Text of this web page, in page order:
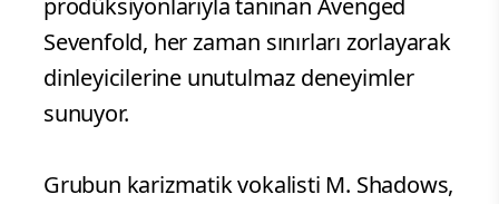
prodüksiyonlarıyla tanınan Avenged
Sevenfold, her zaman sınırları zorlayarak
dinleyicilerine unutulmaz deneyimler
sunuyor.
Grubun karizmatik vokalisti M. Shadows,